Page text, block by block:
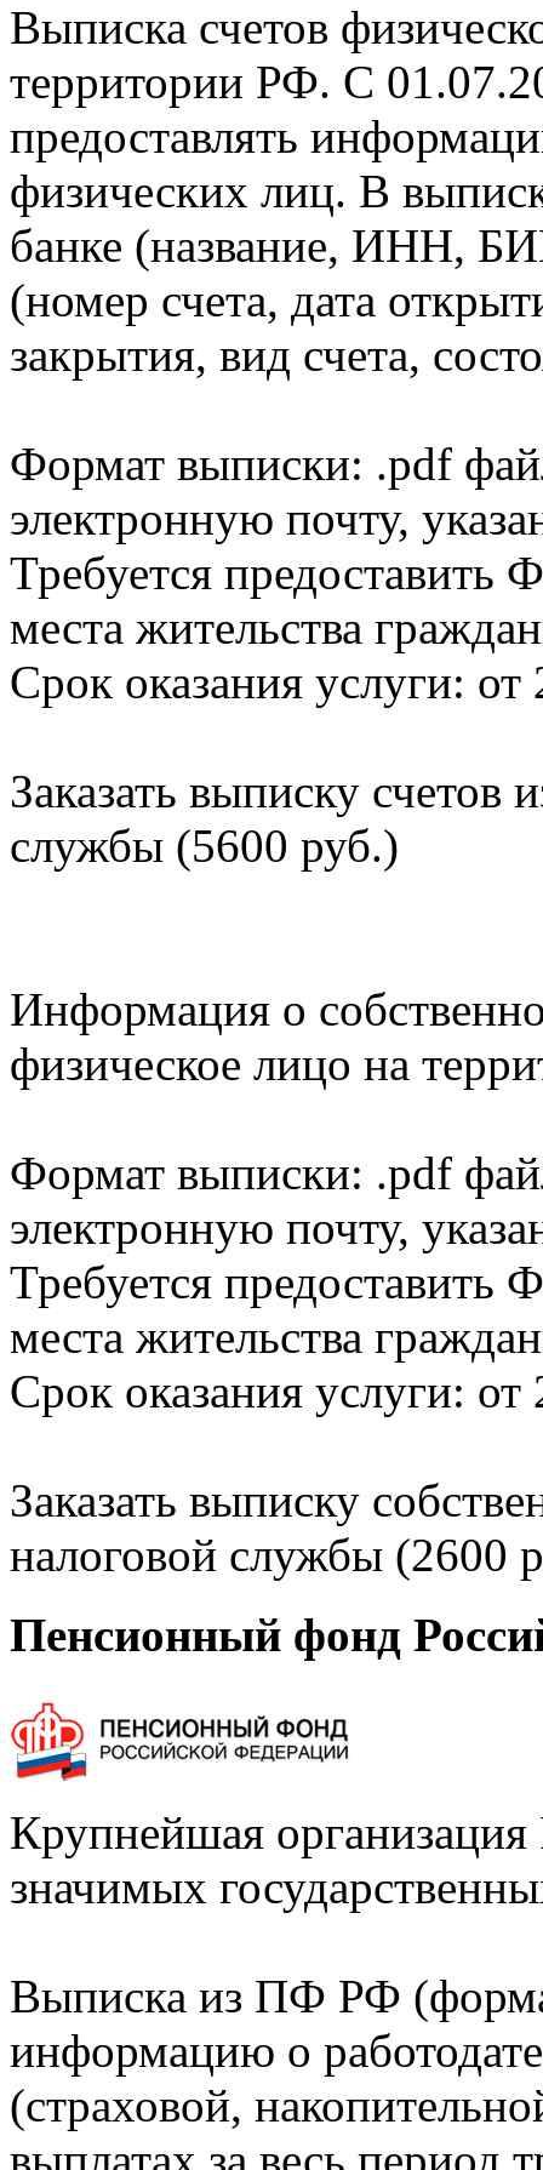
Выписка счетов
территории РФ. С
предоставлять
физических лиц. В
банке (название, ИНН,
(номер счета, дата
закрытия, вид счета,
Формат выписки: .pdf
электронную почту,
Требуется
места жительства
Срок оказания услуги: от
Заказать выписку счетов
службы (5600 руб.)
Информация о
физическое лицо на
Формат выписки: .pdf
электронную почту,
Требуется
места жительства
Срок оказания услуги: от
Заказать выписку
налоговой службы (2600
Пенсионный фонд
Крупнейшая
значимых
Выписка из ПФ РФ
информацию о
(страховой,
выплатах за весь период